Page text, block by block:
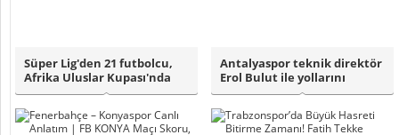
Süper Lig'den 21 futbolcu,
Afrika Uluslar Kupası'nda
boy gös..
Antalyaspor teknik direktör
Erol Bulut ile yollarını
ayırdı..